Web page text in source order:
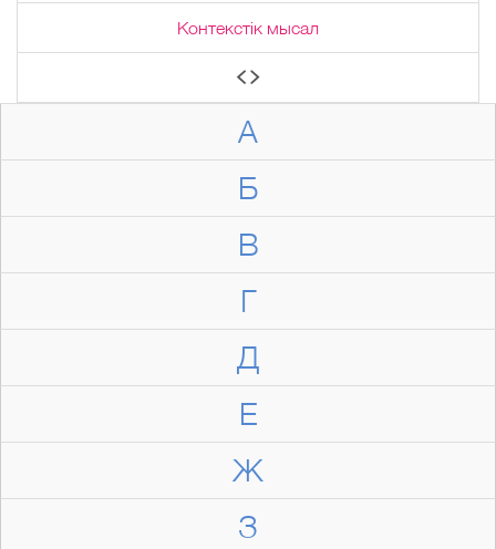
А
Б
В
Г
Д
Е
Ж
З
Контекстік мысал